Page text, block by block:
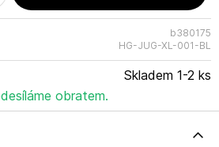
b380175
HG-JUG-XL-001-BL
Skladem 1-2 ks
obratem.